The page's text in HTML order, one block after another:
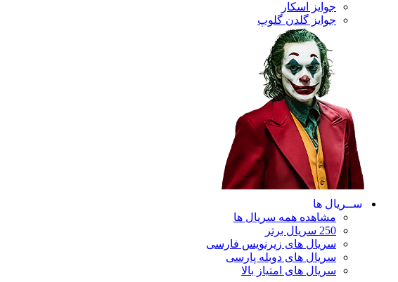
جوایز اسکار
جوایز گلدن گلوپ
ســریال ها
مشاهده همه سریال ها
250 سریال برتر
سریال های زیرنویس فارسی
سریال های دوبله پارسی
سریال های امتیاز بالا